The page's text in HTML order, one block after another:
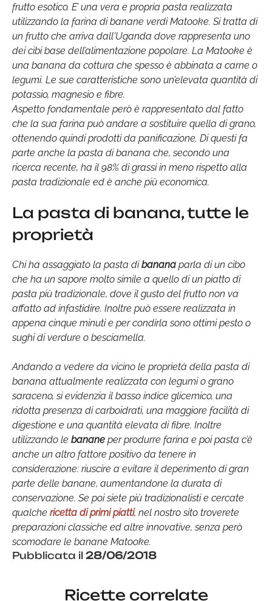
frutto esotico. E’ una vera e propria pasta realizzata
utilizzando la farina di banane verdi Matooke. Si tratta di
un frutto che arriva dall'Uganda dove rappresenta uno
dei cibi base dell’alimentazione popolare. La Matooke è
una banana da cottura che spesso è abbinata a carne o
legumi. Le sue caratteristiche sono un’elevata quantità di
potassio, magnesio e fibre.
Aspetto fondamentale però è rappresentato dal fatto
che la sua farina può andare a sostituire quella di grano,
ottenendo quindi prodotti da panificazione. Di questi fa
parte anche la pasta di banana che, secondo una
ricerca recente, ha il 98% di grassi in meno rispetto alla
pasta tradizionale ed è anche più economica.
La pasta di banana, tutte le
proprietà
Chi ha assaggiato la pasta dibanana parla di un cibo
che ha un sapore molto simile a quello di un piatto di
pasta più tradizionale, dove il gusto del frutto non va
affatto ad infastidire. Inoltre può essere realizzata in
appena cinque minuti e per condirla sono ottimi pesto o
sughi di verdure o besciamella.
Andando a vedere da vicino le proprietà della pasta di
banana attualmente realizzata con legumi o grano
saraceno, si evidenzia il basso indice glicemico, una
ridotta presenza di carboidrati, una maggiore facilità di
digestione e una quantità elevata di fibre. Inoltre
utilizzando le banane per produrre farina e poi pasta c’è
anche un altro fattore positivo da tenere in
considerazione: riuscire a evitare il deperimento di gran
parte delle banane, aumentandone la durata di
conservazione. Se poi siete più tradizionalisti e cercate
qualche ricetta di primi piatti, nel nostro sito troverete
preparazioni classiche ed altre innovative, senza però
scomodare le banane Matooke.
Pubblicata il 28/06/2018
Ricette correlate